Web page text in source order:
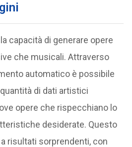
capacità di generare opere
che musicali. Attraverso
automatico è possibile
di dati artistici
opere che rispecchiano lo
desiderate. Questo
risultati sorprendenti, con